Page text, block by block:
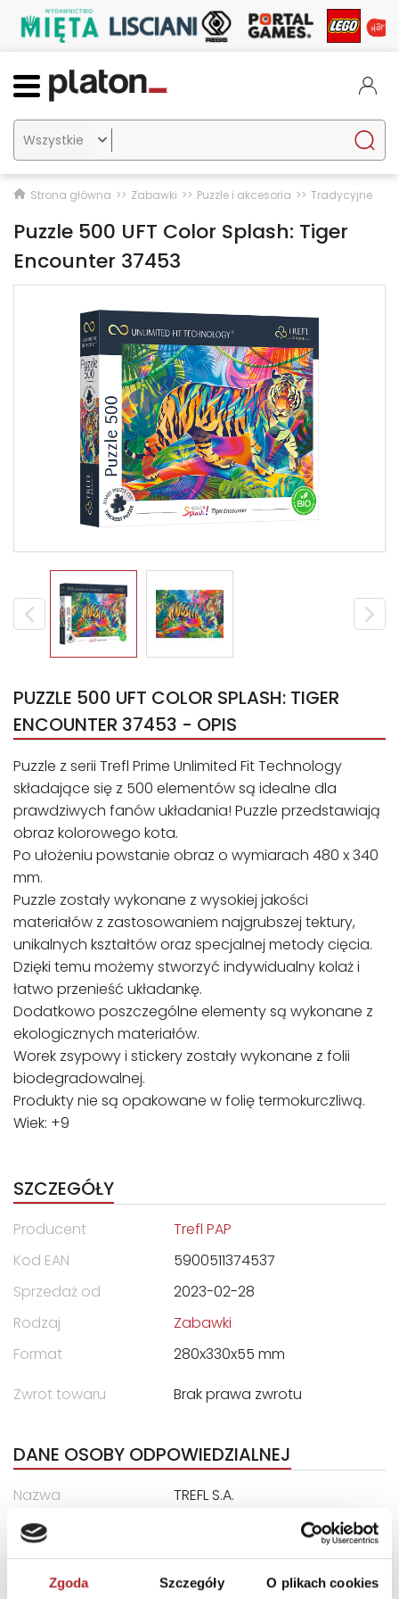
Zgoda Szczegóły O plikach cookies

Strona główna Zabawki Puzzle i akcesoria Tradycyjne
Puzzle 500 UFT Color Splash: Tiger
Encounter 37453
PUZZLE 500 UFT COLOR SPLASH: TIGER
ENCOUNTER 37453 - OPIS
Puzzle z serii Trefl Prime Unlimited Fit Technology
składające się z 500 elementów są idealne dla
prawdziwych fanów układania! Puzzle przedstawiają
obraz kolorowego kota.
Po ułożeniu powstanie obraz o wymiarach 480 x 340
mm.
Puzzle zostały wykonane z wysokiej jakości
materiałów z zastosowaniem najgrubszej tektury,
unikalnych kształtów oraz specjalnej metody cięcia.
Dzięki temu możemy stworzyć indywidualny kolaż i
łatwo przenieść układankę.
Dodatkowo poszczególne elementy są wykonane z
ekologicznych materiałów.
Worek zsypowy i stickery zostały wykonane z folii
biodegradowalnej.
Produkty nie są opakowane w folię termokurczliwą.
Wiek: +9
SZCZEGÓŁY
Producent
Trefl PAP
Kod EAN
5900511374537
Sprzedaż od
2023-02-28
Rodzaj
Zabawki
Format
280x330x55 mm
Zwrot towaru
Brak prawa zwrotu
DANE OSOBY ODPOWIEDZIALNEJ
Nazwa
TREFL S.A.
Ulica
ul. Kontenerowa 25
Kod pocztowy
81-155
Miasto
Gdynia